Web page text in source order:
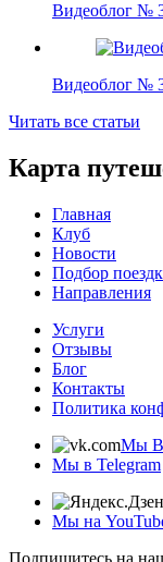
Видеоблог №
Видеоблог №
Читать все статьи
Карта
Главная
Клуб
Новости
Подбор
Направления
Услуги
Отзывы
Блог
Контакты
Политика
Мы
Мы в Telegram
Мы на
Подпишитесь на